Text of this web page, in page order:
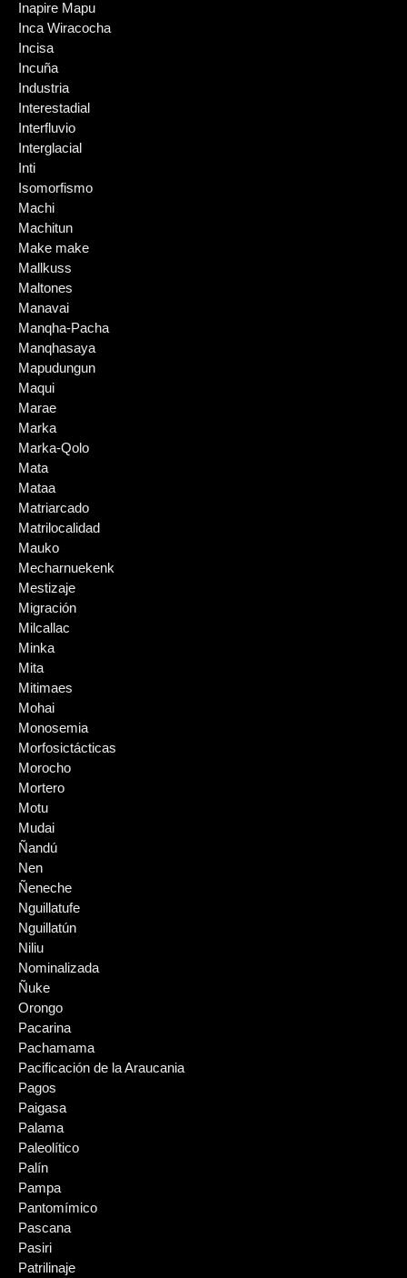
Inapire Mapu
Inca Wiracocha
Incisa
Incuña
Industria
Interestadial
Interfluvio
Interglacial
Inti
Isomorfismo
Machi
Machitun
Make make
Mallkuss
Maltones
Manavai
Manqha-Pacha
Manqhasaya
Mapudungun
Maqui
Marae
Marka
Marka-Qolo
Mata
Mataa
Matriarcado
Matrilocalidad
Mauko
Mecharnuekenk
Mestizaje
Migración
Milcallac
Minka
Mita
Mitimaes
Mohai
Monosemia
Morfosictácticas
Morocho
Mortero
Motu
Mudai
Ñandú
Nen
Ñeneche
Nguillatufe
Nguillatún
Niliu
Nominalizada
Ñuke
Orongo
Pacarina
Pachamama
Pacificación de la Araucania
Pagos
Paigasa
Palama
Paleolítico
Palín
Pampa
Pantomímico
Pascana
Pasiri
Patrilinaje